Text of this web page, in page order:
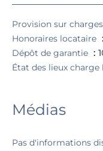
Provision sur
Honoraires locataire
Dépôt de garantie
État des lieux charge
Médias
Pas d'informations